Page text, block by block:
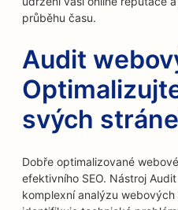
průběhu času.
Audit
svých
Dobře optimalizované
efektivního SEO. Nástroj
komplexní analýzu